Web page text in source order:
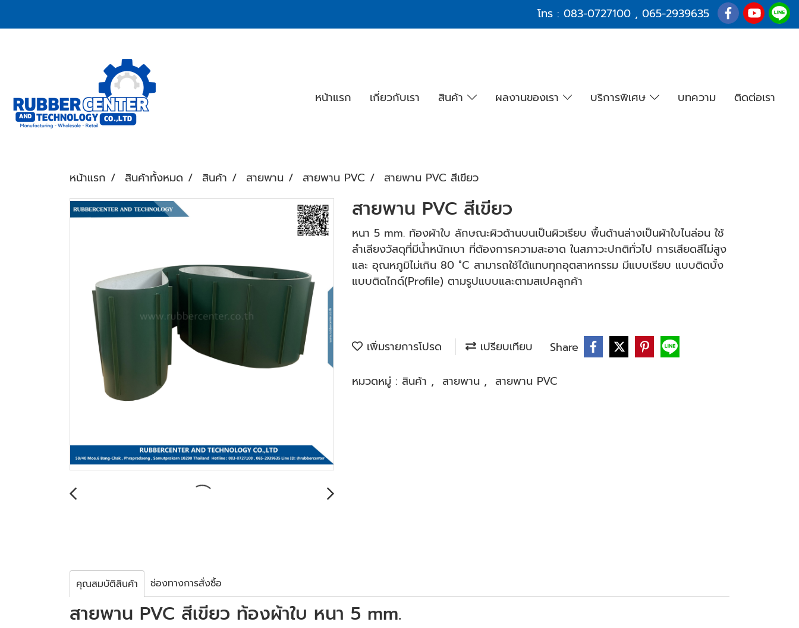
โทร : 083-0727100 , 065-2939635
หน้าแรก เกี่ยวกับเรา สินค้า ผลงานของเรา บริการพิเศษ บทความ ติดต่อเรา
หน้าแรก สินค้าทั้งหมด สินค้า สายพาน สายพาน PVC สายพาน PVC สีเขียว
สายพาน PVC สีเขียว
หนา 5 mm. ท้องผ้าใบ ลักษณะผิวด้านบนเป็นผิวเรียบ พื้นด้านล่างเป็นผ้าใบไนล่อน ใช้
ลำเลียงวัสดุที่มีน้ำหนักเบา ที่ต้องการความสะอาด ในสภาวะปกติทั่วไป การเสียดสีไม่สูง
และ อุณหภูมิไม่เกิน 80 ˚C สามารถใช้ได้แทบทุกอุตสาหกรรม มีแบบเรียบ แบบติดบั้ง
แบบติดไกด์(Profile) ตามรูปแบบและตามสเปคลูกค้า
เพิ่มรายการโปรด เปรียบเทียบ Share
หมวดหมู่ : สินค้า , สายพาน , สายพาน PVC
คุณสมบัติสินค้า ช่องทางการสั่งซื้อ
สายพาน PVC สีเขียว ท้องผ้าใบ หนา 5 mm.